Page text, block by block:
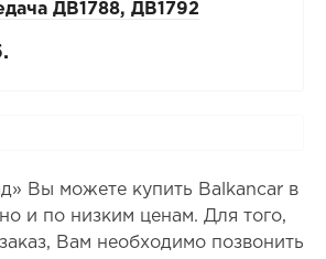
ДВ1788, ДВ1792
Вы можете купить Balkancar в
и по низким ценам. Для того,
Вам необходимо позвонить